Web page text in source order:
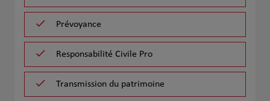
Prévoyance
Responsabilité Civile Pro
Transmission du patrimoine